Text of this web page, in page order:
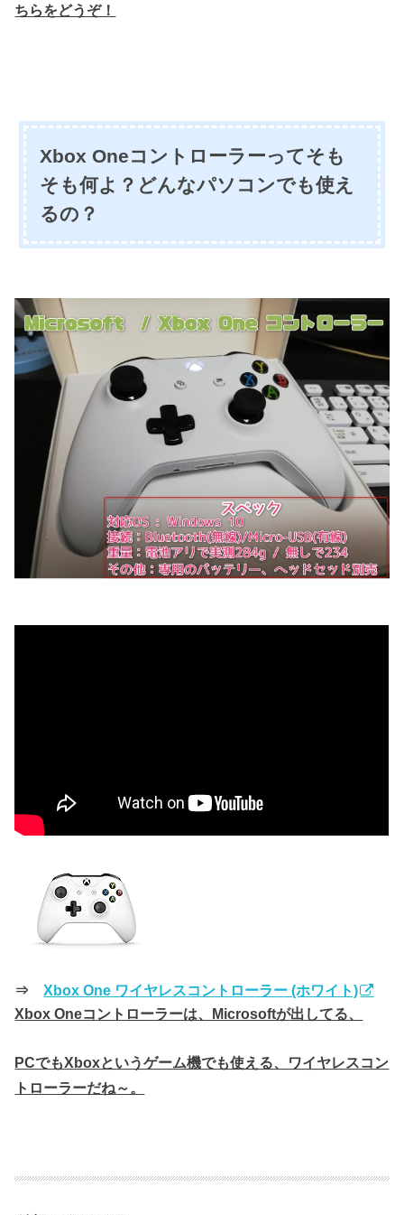
ちらをどうぞ！
Xbox Oneコントローラーってそも
そも何よ？どんなパソコンでも使え
るの？
⇒Xbox One ワイヤレスコントローラー (ホワイト)
Xbox Oneコントローラーは、Microsoftが出してる、
PCでもXboxというゲーム機でも使える、ワイヤレスコン
トローラーだね～。